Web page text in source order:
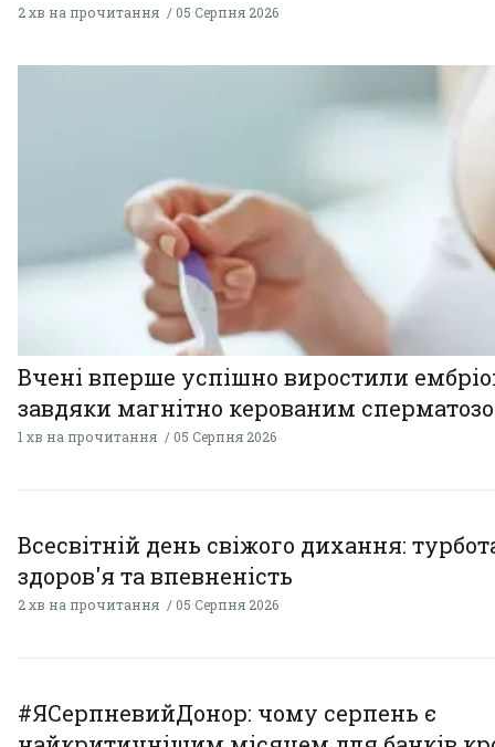
2 хв на прочитання 05 Серпня 2026
Вчені вперше успішно виростили
завдяки магнітно керованим
1 хв на прочитання 05 Серпня 2026
Всесвітній день свіжого дихання:
здоров'я та впевненість
2 хв на прочитання 05 Серпня 2026
#ЯСерпневийДонор: чому серпень є